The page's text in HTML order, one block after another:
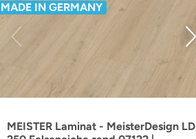
MADE IN GERMANY
MEISTER Laminat - MeisterDesign LD